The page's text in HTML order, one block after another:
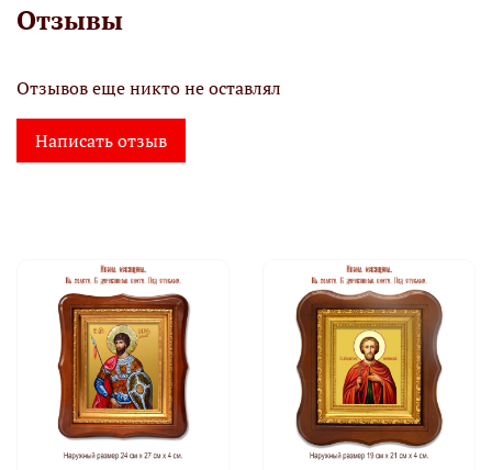
Отзывы
Отзывов еще никто не оставлял
Написать отзыв